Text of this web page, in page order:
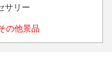
サリー
の他景品